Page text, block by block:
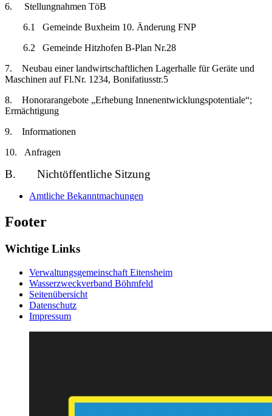
6. Stellungnahmen TöB
6.1 Gemeinde Buxheim 10. Änderung FNP
6.2 Gemeinde Hitzhofen B-Plan Nr.28
7. Neubau einer landwirtschaftlichen Lagerhalle für Geräte und
Maschinen auf Fl.Nr. 1234, Bonifatiusstr.5
8. Honorarangebote „Erhebung Innenentwicklungspotentiale“;
Ermächtigung
9. Informationen
10. Anfragen
B. Nichtöffentliche Sitzung
Amtliche Bekanntmachungen
Footer
Wichtige Links
Verwaltungsgemeinschaft Eitensheim
Wasserzweckverband Böhmfeld
Seitenübersicht
Datenschutz
Impressum